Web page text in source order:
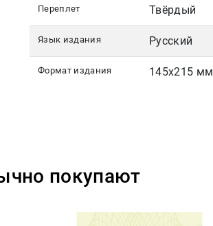
Переплет Твёрдый
Язык издания Русский
Формат издания 145х215 мм
покупают